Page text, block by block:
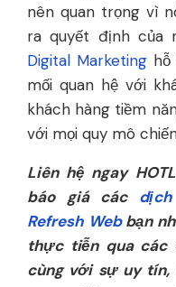
nên quan trọng vì
ra quyết định của
Digital Marketing
mối quan hệ với
khách hàng tiềm
với mọi quy mô
Liên hệ ngay
báo giá các
Refresh Webbạn
thực tiễn qua các
cùng với sự uy tín,